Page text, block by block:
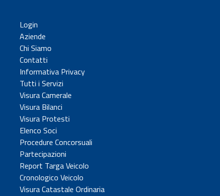
Login
Aziende
Chi Siamo
Contatti
Informativa Privacy
Tutti i Servizi
Visura Camerale
Visura Bilanci
Visura Protesti
Elenco Soci
Procedure Concorsuali
Partecipazioni
Report Targa Veicolo
Cronologico Veicolo
Visura Catastale Ordinaria